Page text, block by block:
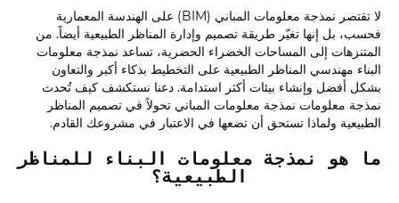
لا تقتصر نمذجة معلومات المباني (BIM) على الهندسة المعمارية
فحسب، بل إنها تغيّر طريقة تصميم وإدارة المناظر الطبيعية أيضاً. من
المتنزهات إلى المساحات الخضراء الحضرية، تساعد نمذجة معلومات
البناء مهندسي المناظر الطبيعية على التخطيط بذكاء أكبر والتعاون
بشكل أفضل وإنشاء بيئات أكثر استدامة. دعنا نستكشف كيف تُحدث
نمذجة معلومات نمذجة معلومات المباني تحولاً في تصميم المناظر
الطبيعية ولماذا تستحق أن تضعها في الاعتبار في مشروعك القادم.
ما هو نمذجة معلومات البناء للمناظر
الطبيعية؟